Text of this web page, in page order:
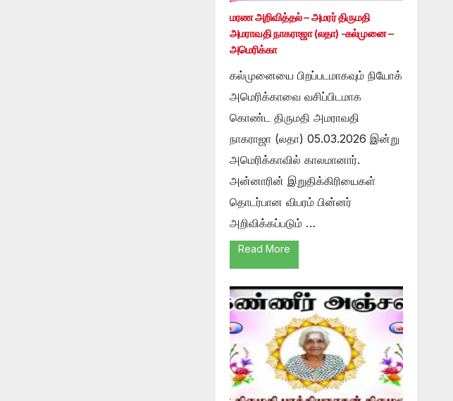
மரண அறிவித்தல் – அமரர் திருமதி
அமராவதி நாகராஜா (லதா) -கல்முனை –
அமெரிக்கா
கல்முனையை பிறப்படமாகவும் நியோக்
அமெரிக்காவை வசிப்பிடமாக
கொண்ட திருமதி அமராவதி
நாகராஜா (லதா) 05.03.2026 இன்று
அமெரிக்காவில் காலமானார்.
அன்னாரின் இறுதிக்கிரியைகள்
தொடர்பான விபரம் பின்னர்
அறிவிக்கப்படும் …
Read More